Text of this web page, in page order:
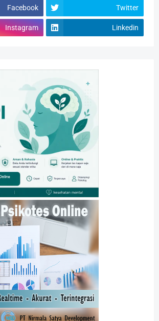
Facebook Twitter
Instagram Linkedin